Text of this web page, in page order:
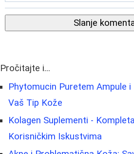
Slanje
Pročitajte i...
Phytomucin Puretem Ampule
Vaš Tip Kože
Kolagen Suplementi -
Korisničkim Iskustvima